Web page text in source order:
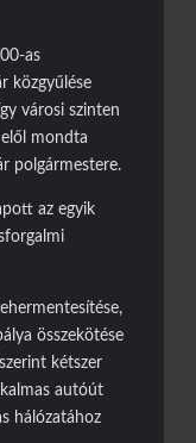
as
közgyűlése
városi szinten
mondta
polgármestere.
az egyik
összekötése
kétszer
autóút
hálózatához